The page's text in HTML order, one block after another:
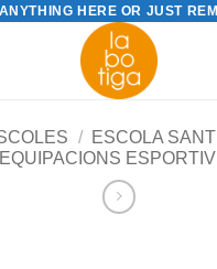
HERE OR JUST
/ ESCOLA
EQUIPACIONS